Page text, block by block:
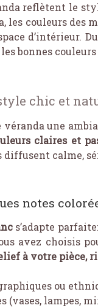
reflètent le
les couleurs des
d’intérieur.
bonnes
chic et
véranda une
claires et
diffusent calme,
notes
s’adapte
avez choisis
à votre pièce,
ou
(vases, lampes,